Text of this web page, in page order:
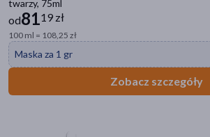
twarzy, 75ml
od8119 zł
100 ml = 108,25 zł
Maska za 1 gr
Zobacz szczegóły